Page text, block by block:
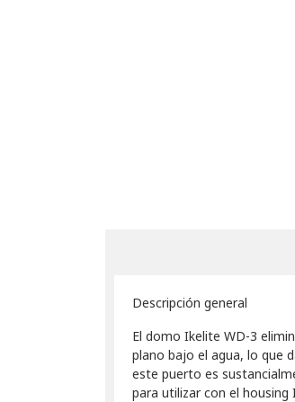
Descripción general
El domo Ikelite WD-3
plano bajo el agua, lo que
este puerto es
para utilizar con el housing